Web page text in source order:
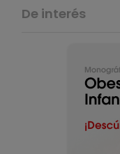
De interés